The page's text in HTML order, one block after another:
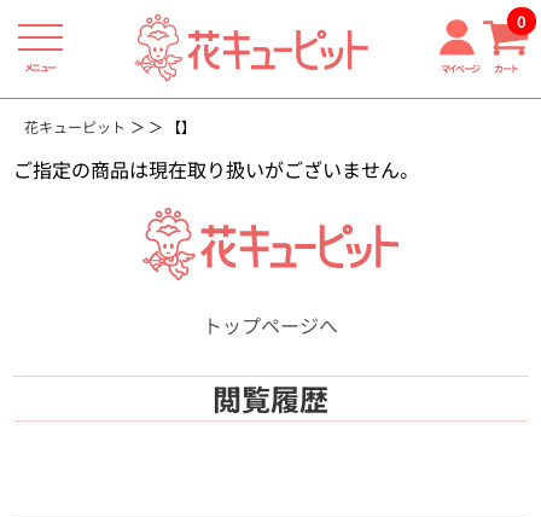
メニュー マイページ カート
0
花キューピット 【】
ご指定の商品は現在取り扱いがございません。
トップページへ
閲覧履歴